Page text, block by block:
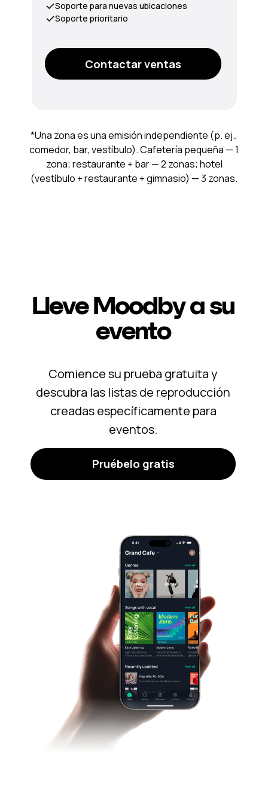
*Una zona es una emisión independiente (p. ej.,
comedor, bar, vestíbulo). Cafetería pequeña — 1
zona; restaurante + bar — 2 zonas; hotel
(vestíbulo + restaurante + gimnasio) — 3 zonas.
Contactar ventas
Soporte para nuevas ubicaciones
Soporte prioritario
Lleve Moodby asu
evento
Comience su prueba gratuita y
descubra las listas de reproducción
creadas específicamente para
eventos.
Pruébelo gratis